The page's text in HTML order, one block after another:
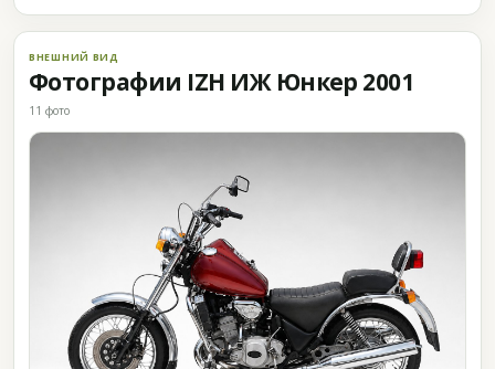
ВНЕШНИЙ ВИД
Фотографии IZH ИЖ Юнкер 2001
11 фото